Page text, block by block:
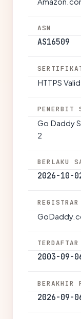
ASN
AS16509
HTTPS Valid
PENERBIT
Go Daddy
2
BERLAKU
2026-10-
REGISTRAR
2003-09-
BERAKHIR
2026-09-